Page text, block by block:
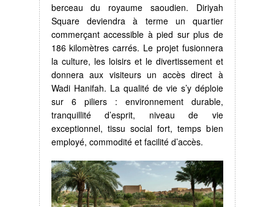
berceau du royaume saoudien. Diriyah
Square deviendra à terme un quartier
commerçant accessible à pied sur plus de
186 kilomètres carrés. Le projet fusionnera
la culture, les loisirs et le divertissement et
donnera aux visiteurs un accès direct à
Wadi Hanifah. La qualité de vie s’y déploie
sur 6 piliers : environnement durable,
tranquillité d’esprit, niveau de vie
exceptionnel, tissu social fort, temps bien
employé, commodité et facilité d’accès.